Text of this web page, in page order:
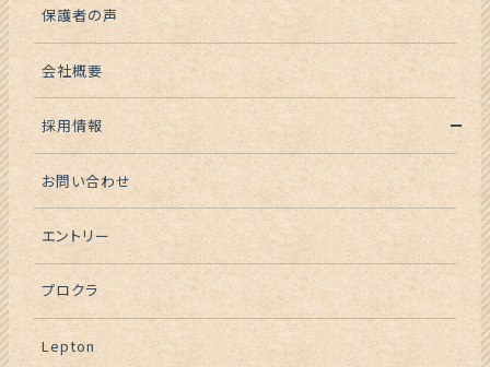
保護者の声
会社概要
採用情報
お問い合わせ
エントリー
プロクラ
Lepton